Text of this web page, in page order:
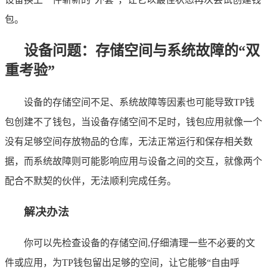
包。
设备问题：存储空间与系统故障的“双
重考验”
设备的存储空间不足、系统故障等因素也可能导致TP钱
包创建不了钱包，当设备存储空间不足时，钱包应用就像一个
没有足够空间存放物品的仓库，无法正常运行和保存相关数
据，而系统故障则可能影响应用与设备之间的交互，就像两个
配合不默契的伙伴，无法顺利完成任务。
解决办法
你可以先检查设备的存储空间,仔细清理一些不必要的文
件或应用，为TP钱包留出足够的空间，让它能够“自由呼